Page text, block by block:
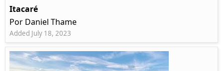
Itacaré
Por Daniel Thame
Added July 18, 2023